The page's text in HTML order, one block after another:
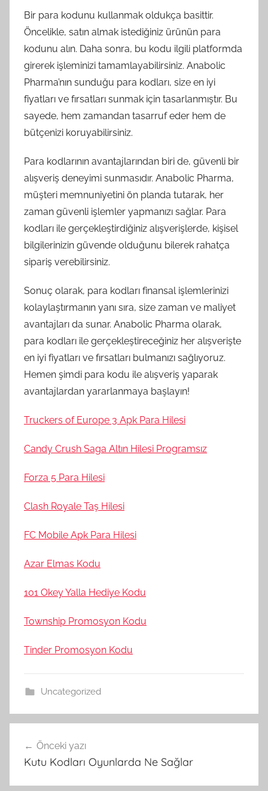
Bir para kodunu kullanmak oldukça basittir.
Öncelikle, satın almak istediğiniz ürünün para
kodunu alın. Daha sonra, bu kodu ilgili platformda
girerek işleminizi tamamlayabilirsiniz. Anabolic
Pharma’nın sunduğu para kodları, size en iyi
fiyatları ve fırsatları sunmak için tasarlanmıştır. Bu
sayede, hem zamandan tasarruf eder hem de
bütçenizi koruyabilirsiniz.
Para kodlarının avantajlarından biri de, güvenli bir
alışveriş deneyimi sunmasıdır. Anabolic Pharma,
müşteri memnuniyetini ön planda tutarak, her
zaman güvenli işlemler yapmanızı sağlar. Para
kodları ile gerçekleştirdiğiniz alışverişlerde, kişisel
bilgilerinizin güvende olduğunu bilerek rahatça
sipariş verebilirsiniz.
Sonuç olarak, para kodları finansal işlemlerinizi
kolaylaştırmanın yanı sıra, size zaman ve maliyet
avantajları da sunar. Anabolic Pharma olarak,
para kodları ile gerçekleştireceğiniz her alışverişte
en iyi fiyatları ve fırsatları bulmanızı sağlıyoruz.
Hemen şimdi para kodu ile alışveriş yaparak
avantajlardan yararlanmaya başlayın!
Truckers of Europe 3 Apk Para Hilesi
Candy Crush Saga Altın Hilesi Programsız
Forza 5 Para Hilesi
Clash Royale Taş Hilesi
FC Mobile Apk Para Hilesi
Azar Elmas Kodu
101 Okey Yalla Hediye Kodu
Township Promosyon Kodu
Tinder Promosyon Kodu
Uncategorized
gezinmesi
Önceki yazı
Kutu Kodları Oyunlarda Ne Sağlar